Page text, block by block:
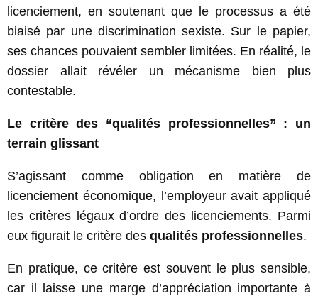
licenciement, en soutenant que le processus a été
biaisé par une discrimination sexiste. Sur le papier,
ses chances pouvaient sembler limitées. En réalité, le
dossier allait révéler un mécanisme bien plus
contestable.
Le critère des “qualités professionnelles” : un
terrain glissant
S’agissant comme obligation en matière de
licenciement économique, l’employeur avait appliqué
les critères légaux d’ordre des licenciements. Parmi
eux figurait le critère des qualités professionnelles.
En pratique, ce critère est souvent le plus sensible,
car il laisse une marge d’appréciation importante à